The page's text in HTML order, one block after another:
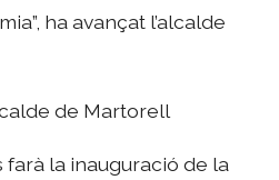
ha avançat l’alcalde
de Martorell
farà la inauguració de la